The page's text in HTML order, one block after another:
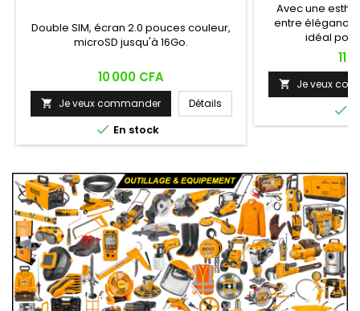
Double SIM, écran 2.0 pouces couleur,
microSD jusqu'à 16Go.
Prix
10 000 CFA
 Je veux commander Détails
 En stock
Avec une
entre élégance
idéal
Prix
11
 Je veux
